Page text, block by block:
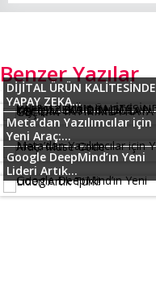
Benzer Yazılar
DİJİTAL ÜRÜN KALİTESİNDE
YAPAY ZEKA...
Meta’dan Yazılımcılar için
Yeni Araç:...
Google DeepMind’ın Yeni
Lideri Artık...